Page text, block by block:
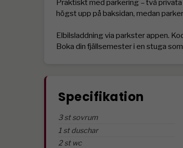
Praktiskt med parkering – två
högst upp på baksidan, medan
Elbilsladdning via parkster appen.
Boka din fjällsemester i en stuga
Specifikation
3 st sovrum
1 st duschar
2 st wc